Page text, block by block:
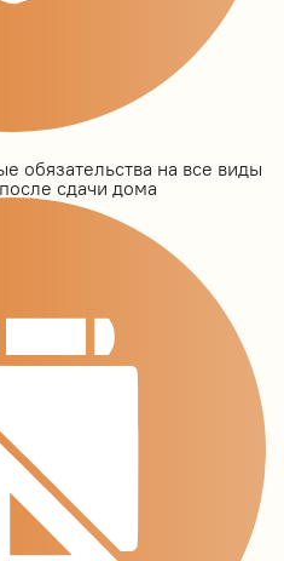
обязательства на все виды
сдачи дома